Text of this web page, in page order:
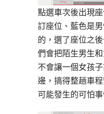
點選車次後出現
訂座位、藍色是
的，選了座位之
們會把陌生男生
不會讓一個女孩
邊，搞得整趟車
可能發生的可怕事